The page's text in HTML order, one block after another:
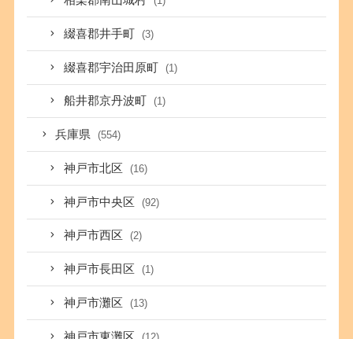
綴喜郡井手町 (3)
綴喜郡宇治田原町 (1)
船井郡京丹波町 (1)
兵庫県 (554)
神戸市北区 (16)
神戸市中央区 (92)
神戸市西区 (2)
神戸市長田区 (1)
神戸市灘区 (13)
神戸市東灘区